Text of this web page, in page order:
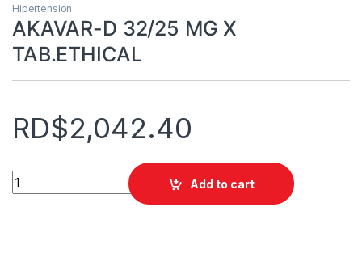
Hipertension
AKAVAR-D 32/25 MG X
TAB.ETHICAL
RD$2,042.40
AKAVAR-D 32/25 MG X TAB.ETHICAL quantity
Add to cart